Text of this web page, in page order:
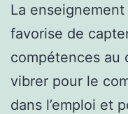
La
favorise de
compétences au
vibrer pour le
dans l’emploi et